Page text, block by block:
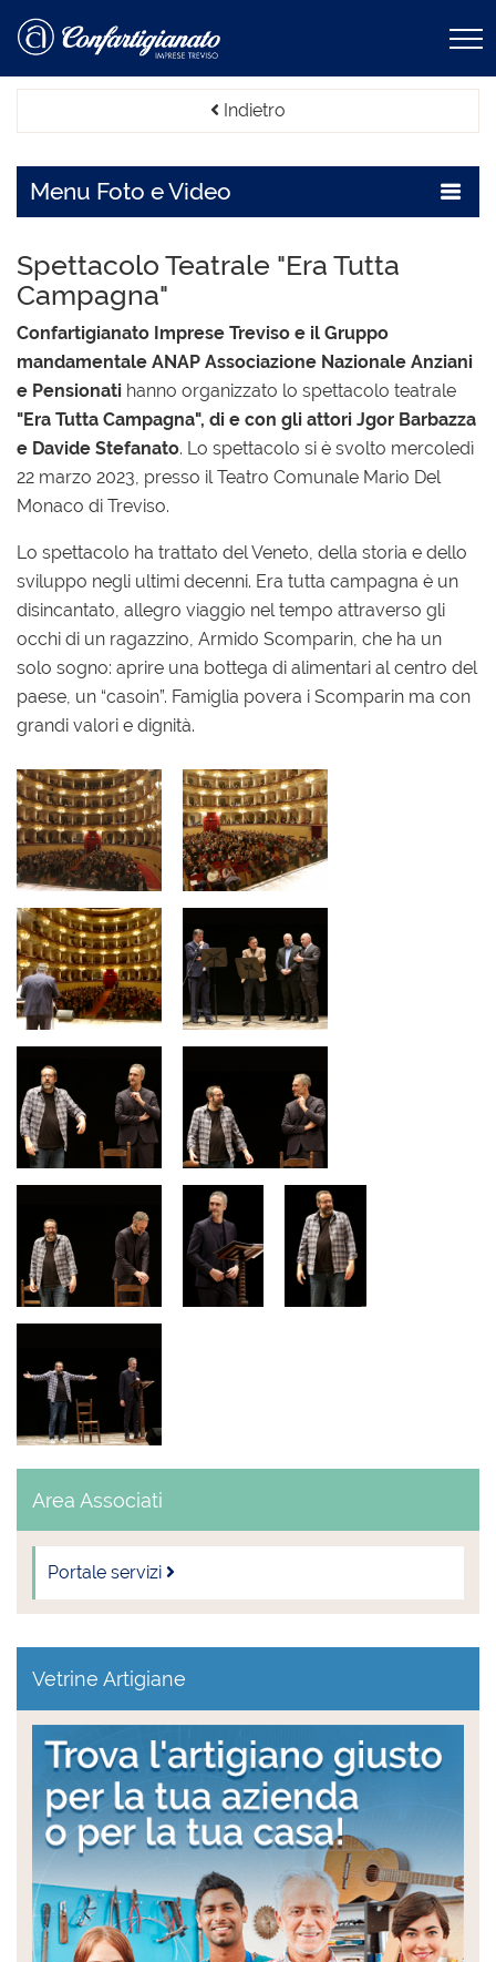
Indietro
Menu Foto e Video
Spettacolo Teatrale "Era Tutta
Campagna"
Confartigianato Imprese Treviso e il Gruppo
mandamentale ANAP Associazione Nazionale Anziani
e Pensionati hanno organizzato lo spettacolo teatrale
"Era Tutta Campagna", di e con gli attori Jgor Barbazza
e Davide Stefanato. Lo spettacolo si è svolto mercoledì
22 marzo 2023, presso il Teatro Comunale Mario Del
Monaco di Treviso.
Lo spettacolo ha trattato del Veneto, della storia e dello
sviluppo negli ultimi decenni. Era tutta campagna è un
disincantato, allegro viaggio nel tempo attraverso gli
occhi di un ragazzino, Armido Scomparin, che ha un
solo sogno: aprire una bottega di alimentari al centro del
paese, un “casoin”. Famiglia povera i Scomparin ma con
grandi valori e dignità.
Area Associati
Portale servizi
Vetrine Artigiane